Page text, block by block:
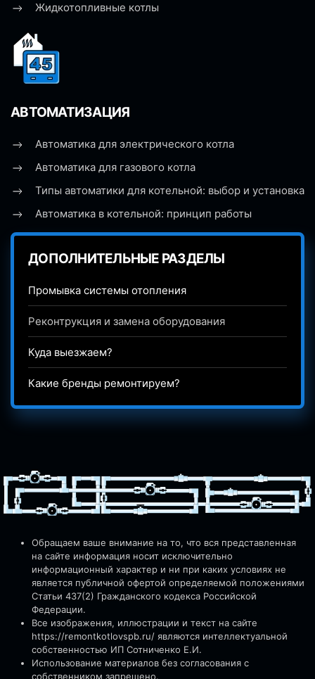
Жидкотопливные котлы
АВТОМАТИЗАЦИЯ
Автоматика для электрического котла
Автоматика для газового котла
Типы автоматики для котельной: выбор и установка
Автоматика в котельной: принцип работы
ДОПОЛНИТЕЛЬНЫЕ РАЗДЕЛЫ
Промывка системы отопления
Реконтрукция и замена оборудования
Куда выезжаем?
Какие бренды ремонтируем?
Обращаем ваше внимание на то, что вся представленная
на сайте информация носит исключительно
информационный характер и ни при каких условиях не
является публичной офертой определяемой положениями
Статьи 437(2) Гражданского кодекса Российской
Федерации.
Все изображения, иллюстрации и текст на сайте
https://remontkotlovspb.ru/ являются интеллектуальной
собственностью ИП Сотниченко Е.И.
Использование материалов без согласования с
собственником запрещено.